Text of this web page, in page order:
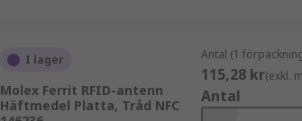
I lager
Molex Ferrit RFID-antenn
Häftmedel Platta, Tråd NFC
Antal (1
115,28 kr(exkl.
Antal